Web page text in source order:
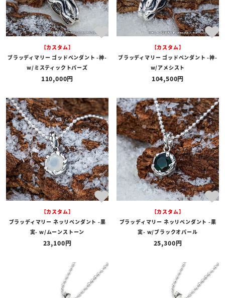
【カスタム】
ブラッディマリー ゴッドペンダント -神-
w/ミスティックトパーズ
110,000
【カスタム】
ブラッディマリー ゴッドペンダント -神-
w/アメシスト
104,500
【カスタム】
ブラッディマリー ネッリペンダント -果
実- w/ムーンストーン
23,100
【カスタム】
ブラッディマリー ネッリペンダント -果
実- w/ブラックオパール
25,300